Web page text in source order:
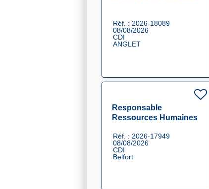
Réf. : 2026-18089
08/08/2026
CDI
ANGLET
Responsable
Ressources Humaines
Réf. : 2026-17949
08/08/2026
CDI
Belfort